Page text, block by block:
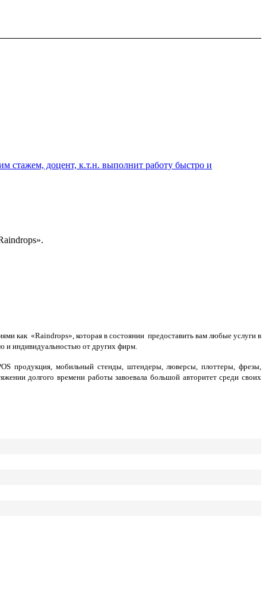
стажем, доцент, к.т.н. выполнит работу быстро и
как «Raindrops», которая в состоянии предоставить вам любые услуги в
и индивидуальностью от других фирм.
продукция, мобильный стенды, штендеры, люверсы, плоттеры, фрезы,
долгого времени работы завоевала большой авторитет среди своих